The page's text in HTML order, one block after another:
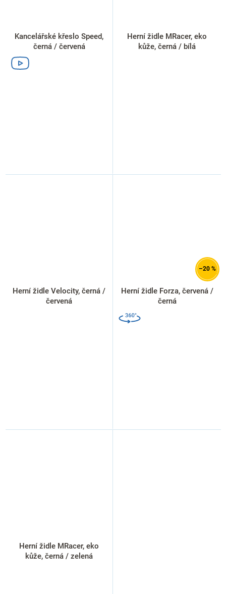
Kancelářské křeslo Speed,
černá / červená
Herní židle MRacer, eko
kůže, černá / bílá
Herní židle Velocity, černá /
červená
–20 %
Herní židle Forza, červená /
černá
Herní židle MRacer, eko
kůže, černá / zelená